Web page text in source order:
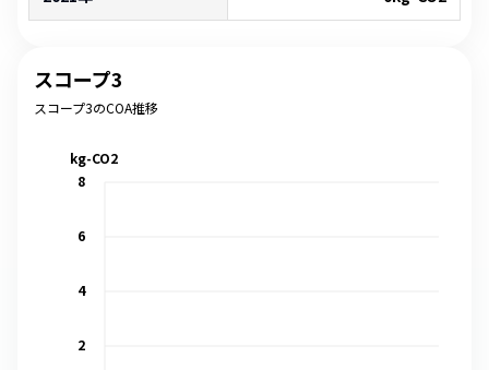
スコープ3
スコープ3のCOA推移
2
4
6
8
kg-CO2